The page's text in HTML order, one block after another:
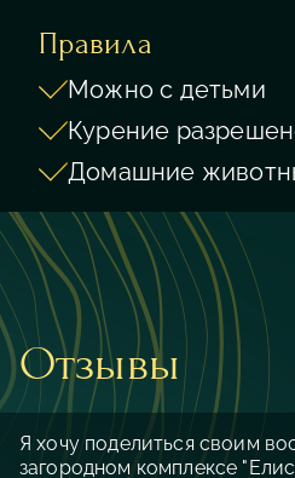
Правила
Можно с детьми
Курение
Домашние
Отзывы
Я хочу поделиться своим
загородном комплексе